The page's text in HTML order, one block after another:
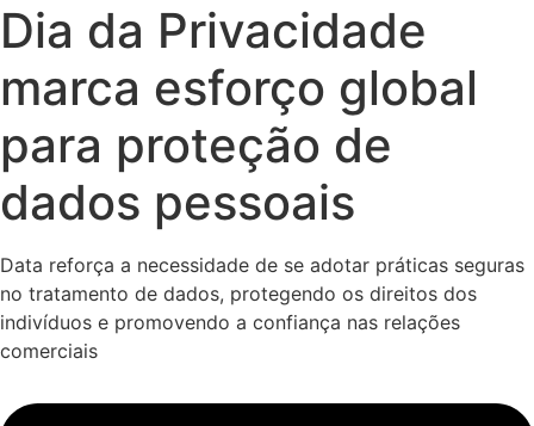
Dia da Privacidade
marca esforço global
para proteção de
dados pessoais
Data reforça a necessidade de se adotar práticas seguras
no tratamento de dados, protegendo os direitos dos
indivíduos e promovendo a confiança nas relações
comerciais